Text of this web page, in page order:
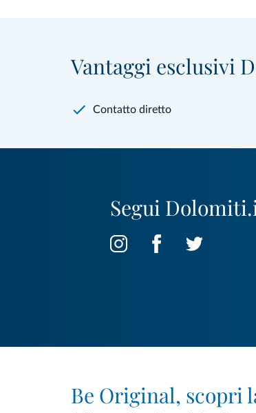
Vantaggi esclusivi
Contatto diretto
Segui
Be Original, scopri